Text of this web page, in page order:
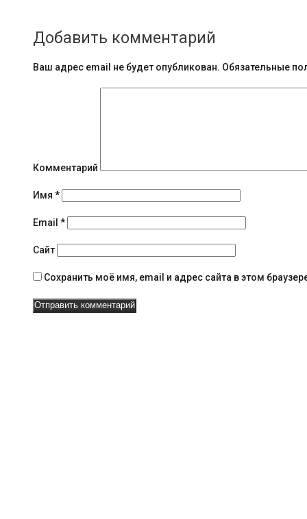
б
щ
я
а
в
и
г
а
Добавить комментарий
Ваш адрес email не будет опубликован. Обязательные
Комментарий
Имя *
Email *
Сайт
Сохранить моё имя, email и адрес сайта в этом